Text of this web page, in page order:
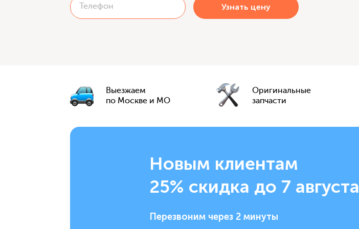
Выезжаем
по Москве и МО
Оригинальные
запчасти
Новым клиентам
25% скидка до 7 августа
Перезвоним через 2 минуты